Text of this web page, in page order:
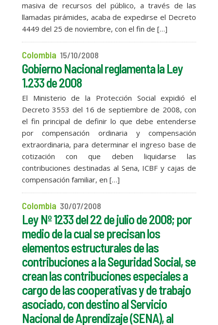
masiva de recursos del público, a través de las
llamadas pirámides, acaba de expedirse el Decreto
4449 del 25 de noviembre, con el fin de […]
Colombia 15/10/2008
Gobierno Nacional reglamenta la Ley
1.233 de 2008
El Ministerio de la Protección Social expidió el
Decreto 3553 del 16 de septiembre de 2008, con
el fin principal de definir lo que debe entenderse
por compensación ordinaria y compensación
extraordinaria, para determinar el ingreso base de
cotización con que deben liquidarse las
contribuciones destinadas al Sena, ICBF y cajas de
compensación familiar, en […]
Colombia 30/07/2008
Ley Nº 1233 del 22 de julio de 2008; por
medio de la cual se precisan los
elementos estructurales de las
contribuciones a la Seguridad Social, se
crean las contribuciones especiales a
cargo de las cooperativas y de trabajo
asociado, con destino al Servicio
Nacional de Aprendizaje (SENA), al